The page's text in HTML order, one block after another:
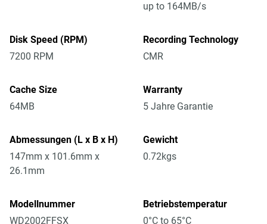
up to 164MB/s
Disk Speed (RPM)
7200 RPM
Recording Technology
CMR
Cache Size
64MB
Warranty
5 Jahre Garantie
Abmessungen (L x B x H)
147mm x 101.6mm x
26.1mm
Gewicht
0.72kgs
Modellnummer
WD2002FFSX
Betriebstemperatur
0°C to 65°C